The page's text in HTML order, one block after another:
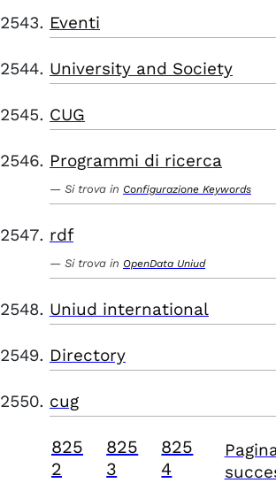
Eventi
University and Society
CUG
Programmi di ricerca
Si trova in Configurazione Keywords
rdf
Si trova in OpenData Uniud
Uniud international
Directory
cug
825
2
825
3
825
4